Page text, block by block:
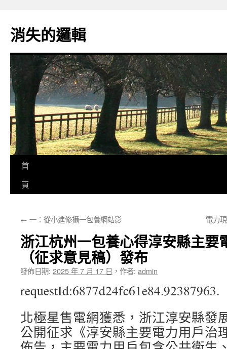
主
要
消失的邏輯
首
頁
← 一：從小進修攝一包養網站影 電力
浙江杭州一包養心得淳安縣主要
（征求意見稿）發布
發佈日期: 2025 年 7 月 17 日 ， 作者: admin
requestId:6877d24fc61e84.92387963.
北極星售電網獲悉，浙江淳安縣發
公開征求《淳安縣主要電力用戶治